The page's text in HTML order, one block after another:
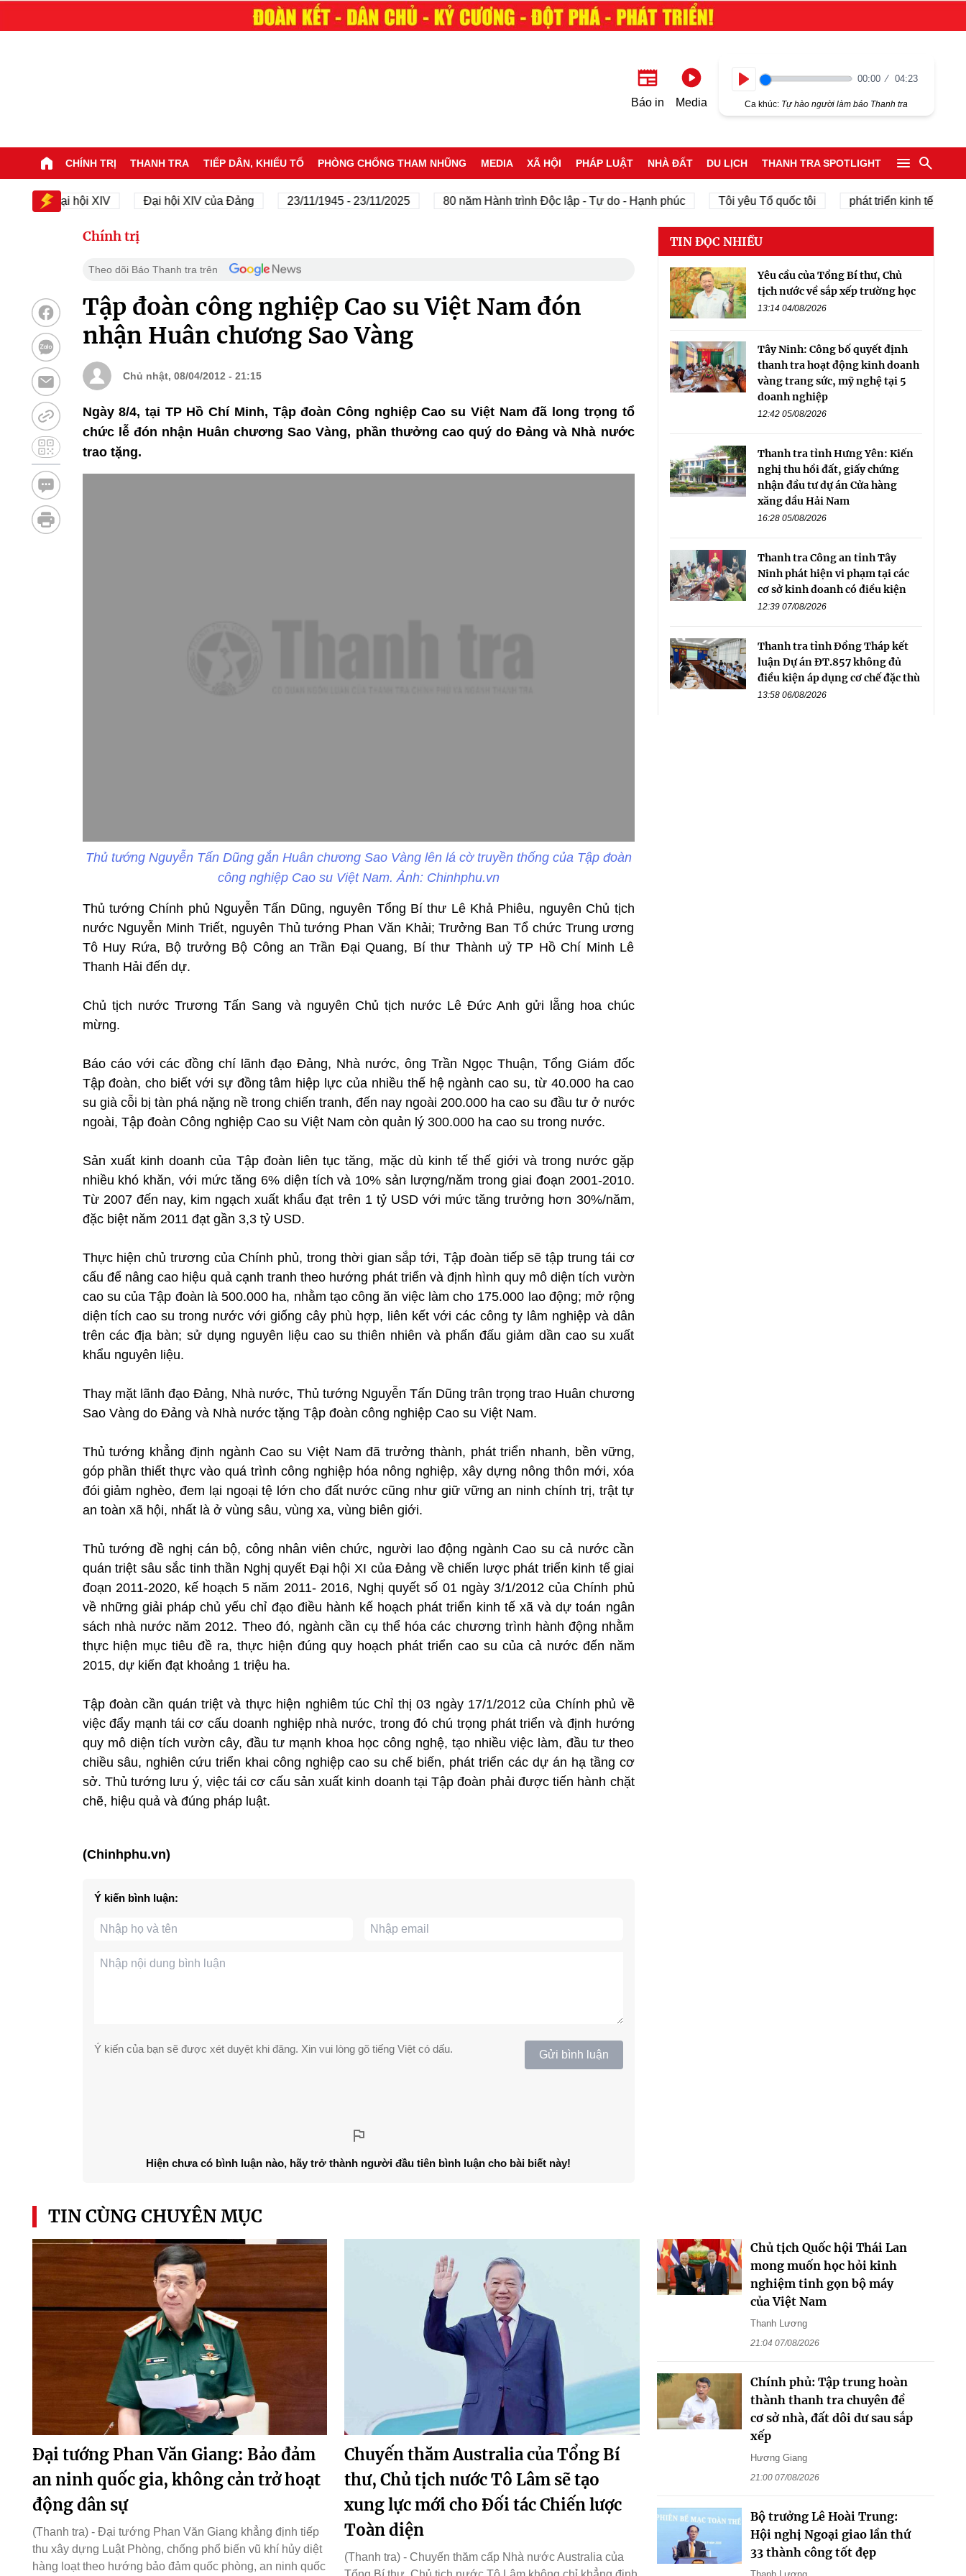
Báo in Media
00:00 04:23
Ca khúc: Tự hào người làm báo Thanh tra
CHÍNH TRỊ THANH TRA TIẾP DÂN, KHIẾU TỐ PHÒNG CHỐNG THAM NHŨNG MEDIA XÃ HỘI PHÁP LUẬT NHÀ ĐẤT DU LỊCH THANH TRA SPOTLIGHT
Đại hội XIV Đại hội XIV của Đảng 23/11/1945 - 23/11/2025 80 năm Hành trình Độc lập - Tự do - Hạnh phúc Tôi yêu Tổ quốc tôi phát triển kinh tế tư nhân
Chính trị
Theo dõi Báo Thanh tra trên
Tập đoàn công nghiệp Cao su Việt Nam đón
nhận Huân chương Sao Vàng
Chủ nhật, 08/04/2012 - 21:15
Ngày 8/4, tại TP Hồ Chí Minh, Tập đoàn Công nghiệp Cao su Việt Nam đã long trọng tổ
chức lễ đón nhận Huân chương Sao Vàng, phần thưởng cao quý do Đảng và Nhà nước
trao tặng.
Thủ tướng Nguyễn Tấn Dũng gắn Huân chương Sao Vàng lên lá cờ truyền thống của Tập đoàn
công nghiệp Cao su Việt Nam. Ảnh: Chinhphu.vn
Thủ tướng Chính phủ Nguyễn Tấn Dũng, nguyên Tổng Bí thư Lê Khả Phiêu, nguyên Chủ tịch
nước Nguyễn Minh Triết, nguyên Thủ tướng Phan Văn Khải; Trưởng Ban Tổ chức Trung ương
Tô Huy Rứa, Bộ trưởng Bộ Công an Trần Đại Quang, Bí thư Thành uỷ TP Hồ Chí Minh Lê
Thanh Hải đến dự.
Chủ tịch nước Trương Tấn Sang và nguyên Chủ tịch nước Lê Đức Anh gửi lẵng hoa chúc
mừng.
Báo cáo với các đồng chí lãnh đạo Đảng, Nhà nước, ông Trần Ngọc Thuận, Tổng Giám đốc
Tập đoàn, cho biết với sự đồng tâm hiệp lực của nhiều thế hệ ngành cao su, từ 40.000 ha cao
su già cỗi bị tàn phá nặng nề trong chiến tranh, đến nay ngoài 200.000 ha cao su đầu tư ở nước
ngoài, Tập đoàn Công nghiệp Cao su Việt Nam còn quản lý 300.000 ha cao su trong nước.
Sản xuất kinh doanh của Tập đoàn liên tục tăng, mặc dù kinh tế thế giới và trong nước gặp
nhiều khó khăn, với mức tăng 6% diện tích và 10% sản lượng/năm trong giai đoạn 2001-2010.
Từ 2007 đến nay, kim ngạch xuất khẩu đạt trên 1 tỷ USD với mức tăng trưởng hơn 30%/năm,
đặc biệt năm 2011 đạt gần 3,3 tỷ USD.
Thực hiện chủ trương của Chính phủ, trong thời gian sắp tới, Tập đoàn tiếp sẽ tập trung tái cơ
cấu để nâng cao hiệu quả cạnh tranh theo hướng phát triển và định hình quy mô diện tích vườn
cao su của Tập đoàn là 500.000 ha, nhằm tạo công ăn việc làm cho 175.000 lao động; mở rộng
diện tích cao su trong nước với giống cây phù hợp, liên kết với các công ty lâm nghiệp và dân
trên các địa bàn; sử dụng nguyên liệu cao su thiên nhiên và phấn đấu giảm dần cao su xuất
khẩu nguyên liệu.
Thay mặt lãnh đạo Đảng, Nhà nước, Thủ tướng Nguyễn Tấn Dũng trân trọng trao Huân chương
Sao Vàng do Đảng và Nhà nước tặng Tập đoàn công nghiệp Cao su Việt Nam.
Thủ tướng khẳng định ngành Cao su Việt Nam đã trưởng thành, phát triển nhanh, bền vững,
góp phần thiết thực vào quá trình công nghiệp hóa nông nghiệp, xây dựng nông thôn mới, xóa
đói giảm nghèo, đem lại ngoại tệ lớn cho đất nước cũng như giữ vững an ninh chính trị, trật tự
an toàn xã hội, nhất là ở vùng sâu, vùng xa, vùng biên giới.
Thủ tướng đề nghị cán bộ, công nhân viên chức, người lao động ngành Cao su cả nước cần
quán triệt sâu sắc tinh thần Nghị quyết Đại hội XI của Đảng về chiến lược phát triển kinh tế giai
đoạn 2011-2020, kế hoạch 5 năm 2011- 2016, Nghị quyết số 01 ngày 3/1/2012 của Chính phủ
về những giải pháp chủ yếu chỉ đạo điều hành kế hoạch phát triển kinh tế xã và dự toán ngân
sách nhà nước năm 2012. Theo đó, ngành cần cụ thể hóa các chương trình hành động nhằm
thực hiện mục tiêu đề ra, thực hiện đúng quy hoạch phát triển cao su của cả nước đến năm
2015, dự kiến đạt khoảng 1 triệu ha.
Tập đoàn cần quán triệt và thực hiện nghiêm túc Chỉ thị 03 ngày 17/1/2012 của Chính phủ về
việc đẩy mạnh tái cơ cấu doanh nghiệp nhà nước, trong đó chú trọng phát triển và định hướng
quy mô diện tích vườn cây, đầu tư mạnh khoa học công nghệ, tạo nhiều việc làm, đầu tư theo
chiều sâu, nghiên cứu triển khai công nghiệp cao su chế biến, phát triển các dự án hạ tầng cơ
sở. Thủ tướng lưu ý, việc tái cơ cấu sản xuất kinh doanh tại Tập đoàn phải được tiến hành chặt
chẽ, hiệu quả và đúng pháp luật.
(Chinhphu.vn)
Ý kiến bình luận:
Ý kiến của bạn sẽ được xét duyệt khi đăng. Xin vui lòng gõ tiếng Việt có dấu. Gửi bình luận
Hiện chưa có bình luận nào, hãy trở thành người đầu tiên bình luận cho bài biết này!
TIN ĐỌC NHIỀU
Yêu cầu của Tổng Bí thư, Chủ
tịch nước về sắp xếp trường học
13:14 04/08/2026
Tây Ninh: Công bố quyết định
thanh tra hoạt động kinh doanh
vàng trang sức, mỹ nghệ tại 5
doanh nghiệp
12:42 05/08/2026
Thanh tra tỉnh Hưng Yên: Kiến
nghị thu hồi đất, giấy chứng
nhận đầu tư dự án Cửa hàng
xăng dầu Hải Nam
16:28 05/08/2026
Thanh tra Công an tỉnh Tây
Ninh phát hiện vi phạm tại các
cơ sở kinh doanh có điều kiện
12:39 07/08/2026
Thanh tra tỉnh Đồng Tháp kết
luận Dự án ĐT.857 không đủ
điều kiện áp dụng cơ chế đặc thù
13:58 06/08/2026
TIN CÙNG CHUYÊN MỤC
Đại tướng Phan Văn Giang: Bảo đảm
an ninh quốc gia, không cản trở hoạt
động dân sự
(Thanh tra) - Đại tướng Phan Văn Giang khẳng định tiếp
thu xây dựng Luật Phòng, chống phổ biến vũ khí hủy diệt
hàng loạt theo hướng bảo đảm quốc phòng, an ninh quốc
Chuyến thăm Australia của Tổng Bí
thư, Chủ tịch nước Tô Lâm sẽ tạo
xung lực mới cho Đối tác Chiến lược
Toàn diện
(Thanh tra) - Chuyến thăm cấp Nhà nước Australia của
Chủ tịch Quốc hội Thái Lan
mong muốn học hỏi kinh
nghiệm tinh gọn bộ máy
của Việt Nam
Thanh Lương
21:04 07/08/2026
Chính phủ: Tập trung hoàn
thành thanh tra chuyên đề
cơ sở nhà, đất dôi dư sau sắp
xếp
Hương Giang
21:00 07/08/2026
Bộ trưởng Lê Hoài Trung:
Hội nghị Ngoại giao lần thứ
33 thành công tốt đẹp